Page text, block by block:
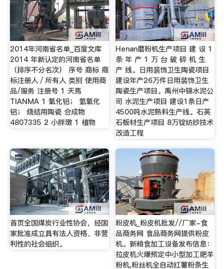
2014年河南省名单_百度文库
2014 年新认定的河南省名单
（排序不分名次） 序号 商标 商
标注册人／所有人 类别 使用商
品/服务 注册号 1 天馬
TIANMA 1 氧化铝； 氢氧化
铝； 烧结用陶瓷 合成物
4807335 2 小胖墩 1 植物
Henan磨粉机生产项目 建 设 1
条 年 产 1 万 台 破 碎 机 生
产 线。日用装饰卫生陶瓷项目
建设年产26万件日用装饰卫生
陶瓷生产项目。禹州中锦水泥公
司 水泥生产项目 建设1条日产
4500吨水泥熟料生产线。石英
石板材生产项目 8万锭纺纱技术
改造工程
首页全国煤炭行业性协会，经国
家批准成立具有法人资格、非营
利性的社会组织。
粉皮机_粉皮机批发//厂家-食
品商务网 食品商务网提供粉皮
机。新粮食加工设备发布信息：
拉皮机火爆预定中小型加工肥羊
粉机,粉丝机全自动红薯粉条生